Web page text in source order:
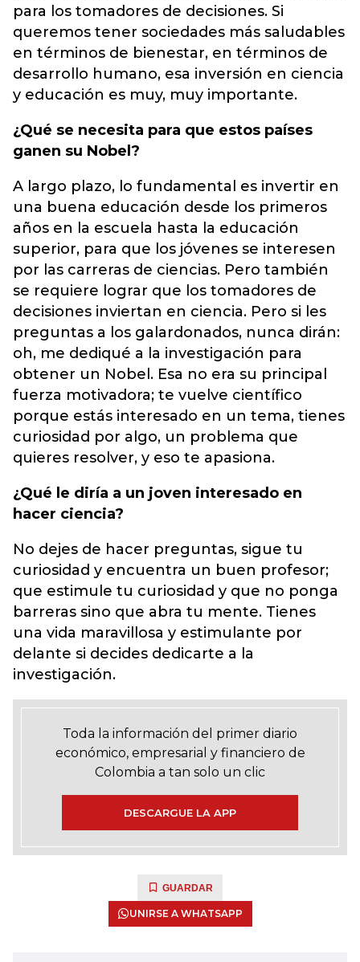
para los tomadores de decisiones. Si
queremos tener sociedades más saludables
en términos de bienestar, en términos de
desarrollo humano, esa inversión en ciencia
y educación es muy, muy importante.
¿Qué se necesita para que estos países
ganen su Nobel?
A largo plazo, lo fundamental es invertir en
una buena educación desde los primeros
años en la escuela hasta la educación
superior, para que los jóvenes se interesen
por las carreras de ciencias. Pero también
se requiere lograr que los tomadores de
decisiones inviertan en ciencia. Pero si les
preguntas a los galardonados, nunca dirán:
oh, me dediqué a la investigación para
obtener un Nobel. Esa no era su principal
fuerza motivadora; te vuelve científico
porque estás interesado en un tema, tienes
curiosidad por algo, un problema que
quieres resolver, y eso te apasiona.
¿Qué le diría a un joven interesado en
hacer ciencia?
No dejes de hacer preguntas, sigue tu
curiosidad y encuentra un buen profesor;
que estimule tu curiosidad y que no ponga
barreras sino que abra tu mente. Tienes
una vida maravillosa y estimulante por
delante si decides dedicarte a la
investigación.
Toda la información del primer diario
económico, empresarial y financiero de
Colombia a tan solo un clic
DESCARGUE LA APP
GUARDAR
UNIRSE A WHATSAPP